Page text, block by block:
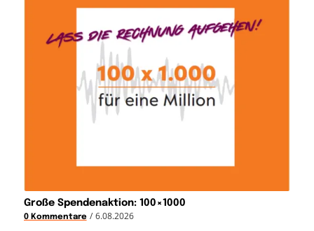
Große Spendenaktion: 100×1000
0 Kommentare / 6.08.2026